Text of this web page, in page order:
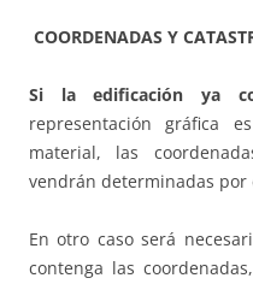
COORDENADAS Y
Si la edificación ya
representación gráfica
material, las
vendrán determinadas por
En otro caso será
contenga las